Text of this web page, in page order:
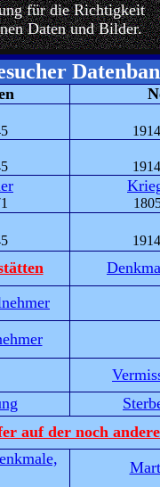
für die Richtigkeit
Daten und Bilder.
auf der noch